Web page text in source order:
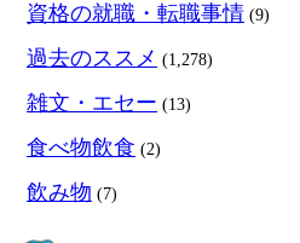
資格の就職・転職事情 (9)
過去のススメ (1,278)
雑文・エセー (13)
食べ物飲食 (2)
飲み物 (7)